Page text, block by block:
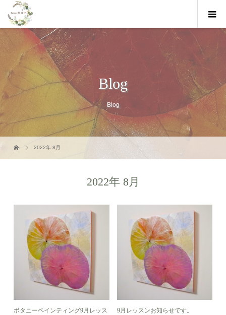
Blog
Blog
2022年 8月
2022年 8月
ボタニーペインティング9月レッス
9月レッスンお知らせです。